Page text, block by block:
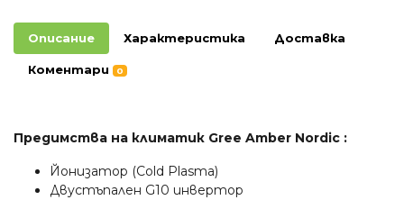
Описание Характеристика Доставка
Коментари 0
Предимства на климатик Gree Amber Nordic :
Йонизатор (Cold Plasma)
Двустъпален G10 инвертор